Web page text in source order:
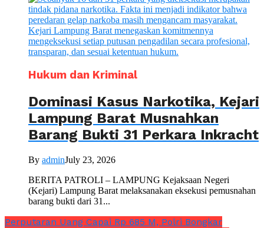
Hukum dan Kriminal
Dominasi Kasus Narkotika, Kejari
Lampung Barat Musnahkan
Barang Bukti 31 Perkara Inkracht
By adminJuly 23, 2026
BERITA PATROLI – LAMPUNG Kejaksaan Negeri
(Kejari) Lampung Barat melaksanakan eksekusi pemusnahan
barang bukti dari 31...
Perputaran Uang Capai Rp 685 M, Polri Bongkar